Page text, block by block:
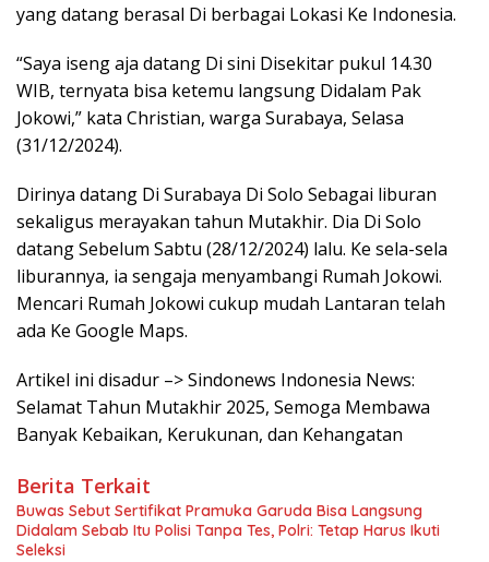
yang datang berasal Di berbagai Lokasi Ke Indonesia.
“Saya iseng aja datang Di sini Disekitar pukul 14.30
WIB, ternyata bisa ketemu langsung Didalam Pak
Jokowi,” kata Christian, warga Surabaya, Selasa
(31/12/2024).
Dirinya datang Di Surabaya Di Solo Sebagai liburan
sekaligus merayakan tahun Mutakhir. Dia Di Solo
datang Sebelum Sabtu (28/12/2024) lalu. Ke sela-sela
liburannya, ia sengaja menyambangi Rumah Jokowi.
Mencari Rumah Jokowi cukup mudah Lantaran telah
ada Ke Google Maps.
Artikel ini disadur –> Sindonews Indonesia News:
Selamat Tahun Mutakhir 2025, Semoga Membawa
Banyak Kebaikan, Kerukunan, dan Kehangatan
Berita Terkait
Buwas Sebut Sertifikat Pramuka Garuda Bisa Langsung
Didalam Sebab Itu Polisi Tanpa Tes, Polri: Tetap Harus Ikuti
Seleksi